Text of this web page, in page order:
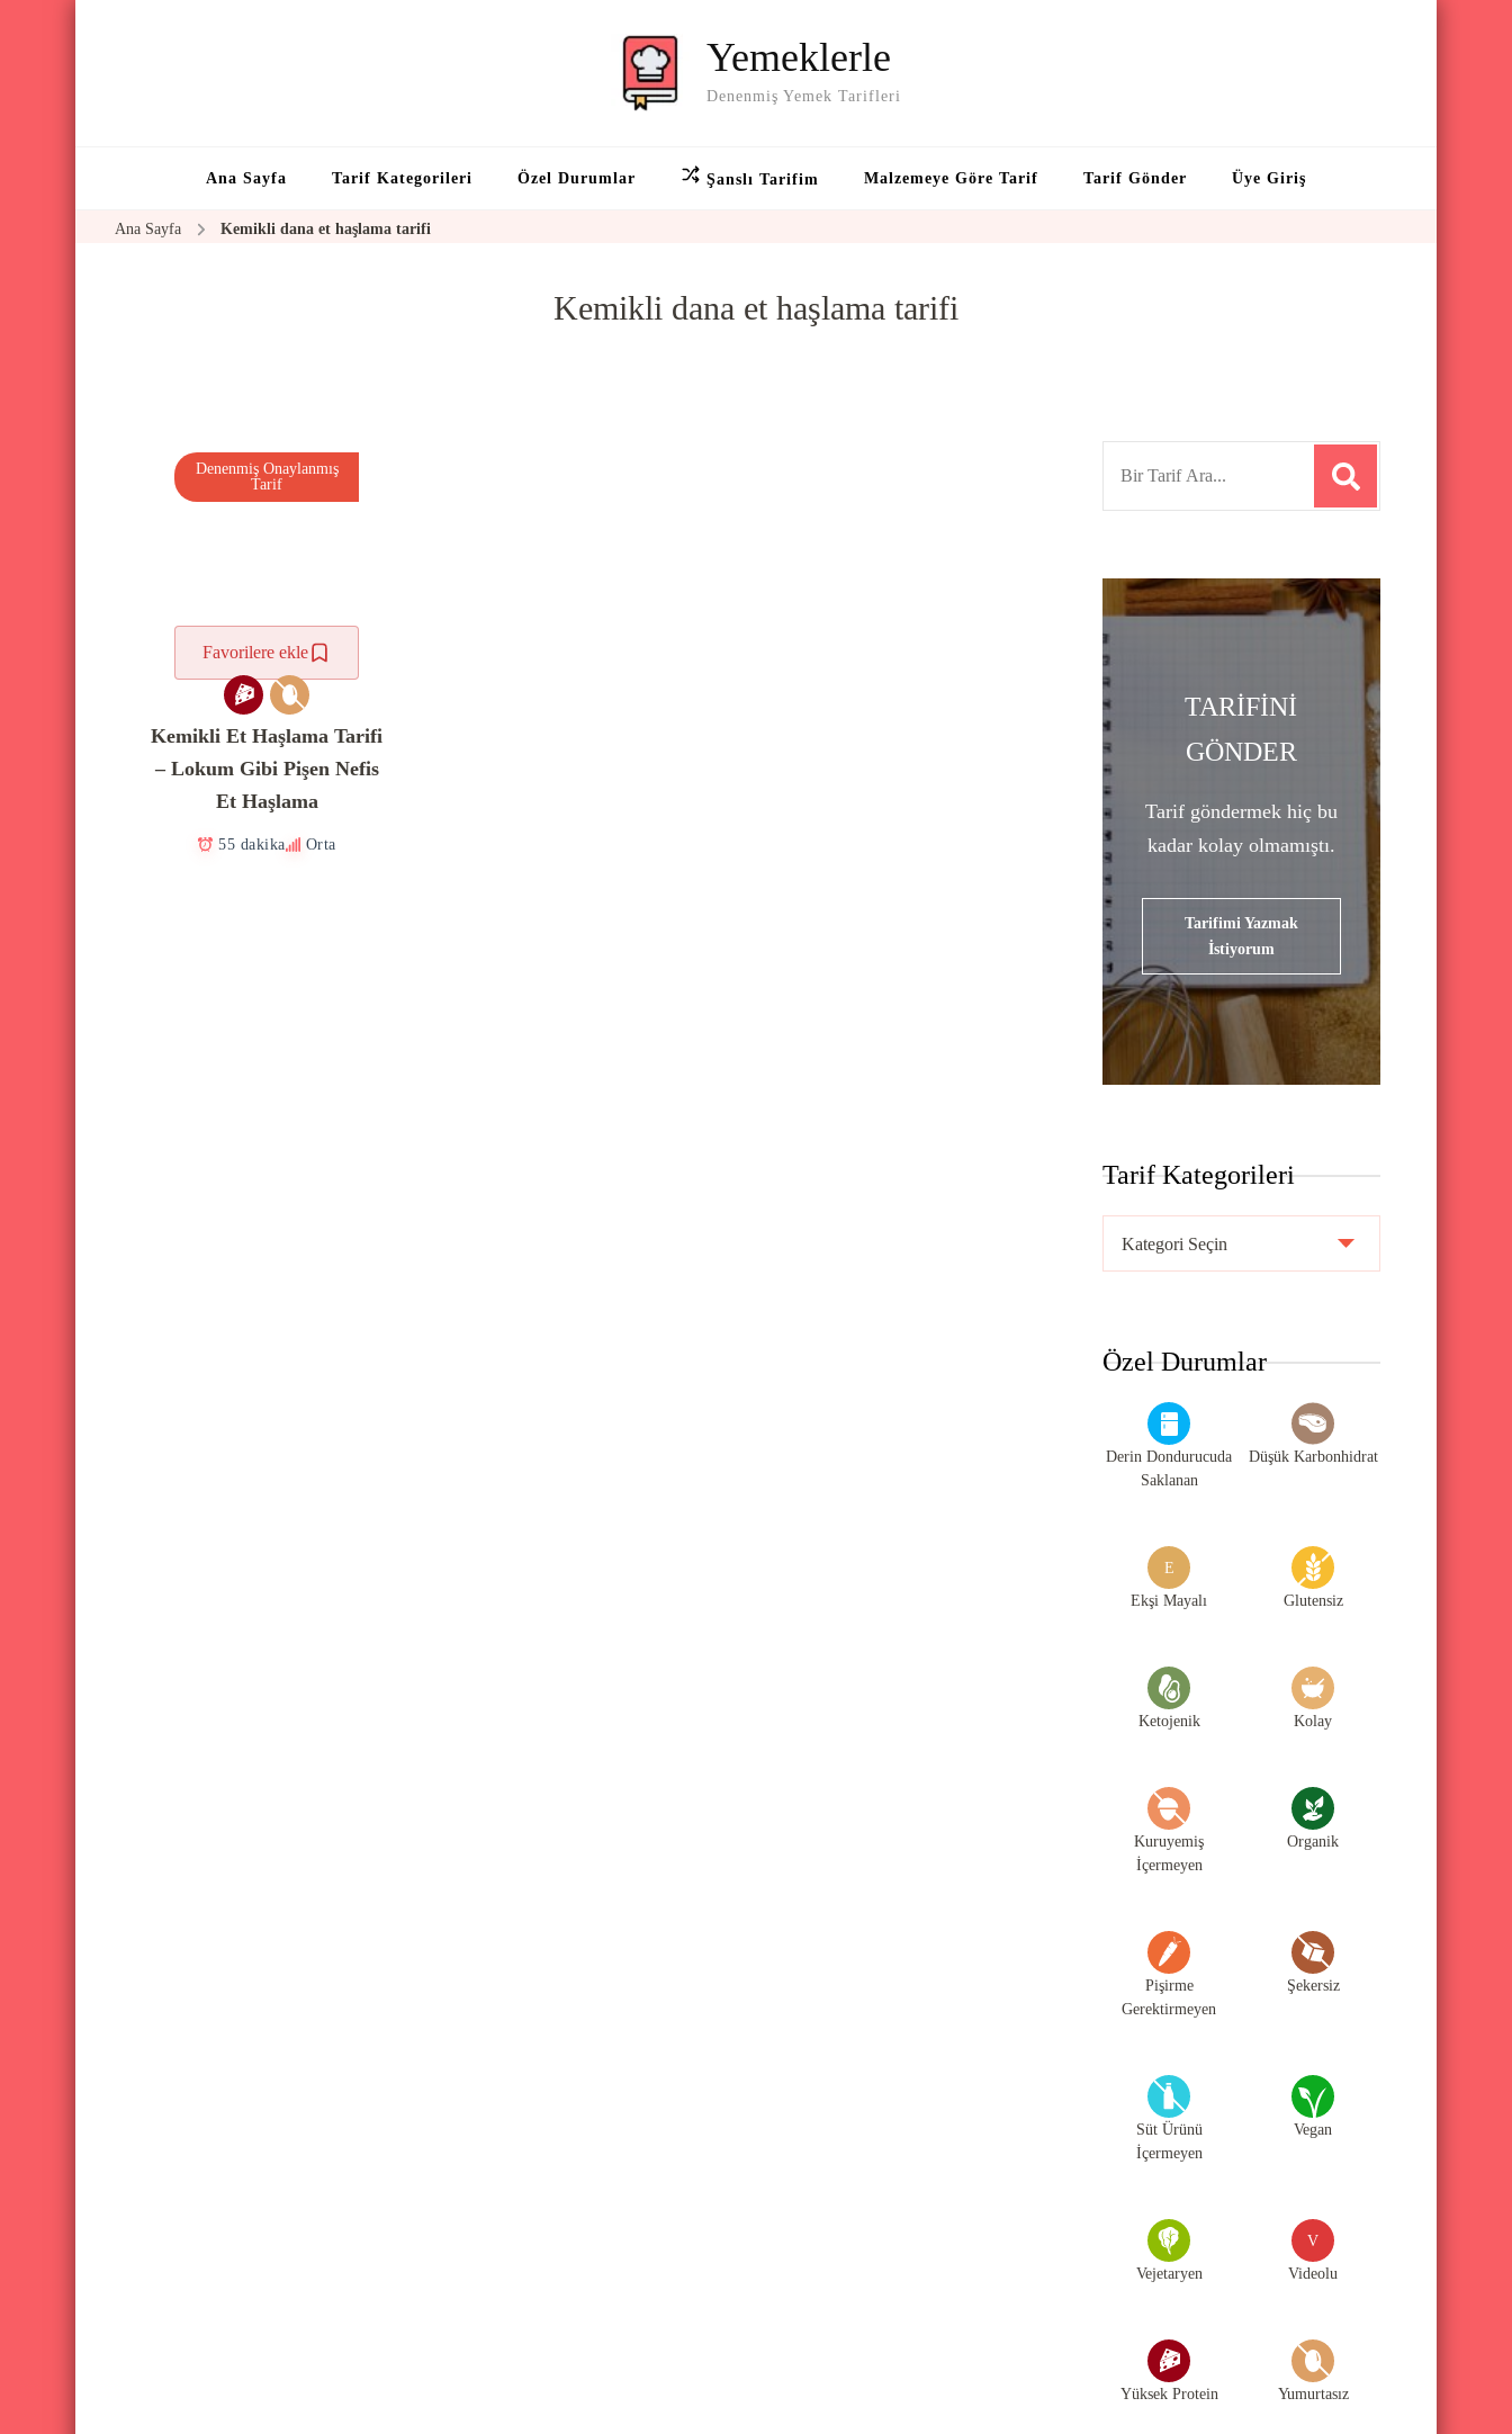
Yemeklerle
Denenmiş Yemek Tarifleri
Ana Sayfa Tarif Kategorileri Özel Durumlar Şanslı Tarifim Malzemeye Göre Tarif Tarif Gönder Üye Giriş
Ana Sayfa Kemikli dana et haşlama tarifi
Kemikli dana et haşlama tarifi
Favorilere ekle
Denenmiş Onaylanmış
Tarif
Kemikli Et Haşlama Tarifi
– Lokum Gibi Pişen Nefis
Et Haşlama
55 dakika Orta
f
o
r
:
TARİFİNİ
GÖNDER
Tarif göndermek hiç bu
kadar kolay olmamıştı.
Tarifimi Yazmak
İstiyorum
Tarif Kategorileri
a
f
t
Özel Durumlar
Derin Dondurucuda
Saklanan
Düşük Karbonhidrat
E
Ekşi Mayalı Glutensiz
Ketojenik Kolay
Kuruyemiş
İçermeyen
Organik
Pişirme
Gerektirmeyen
Şekersiz
Süt Ürünü
İçermeyen
Vegan
Vejetaryen
V
Videolu
Yüksek Protein Yumurtasız